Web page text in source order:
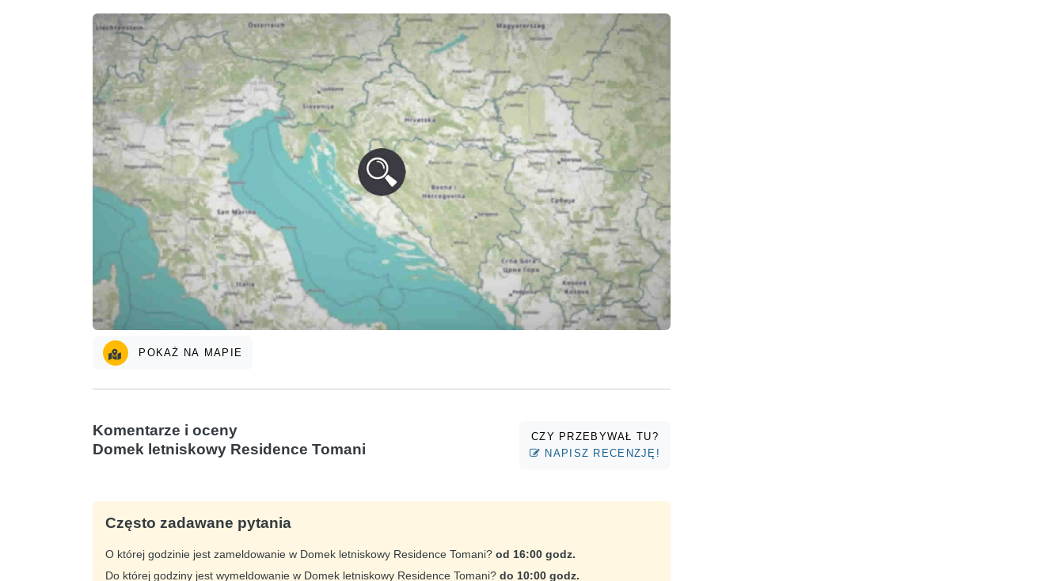
POKAŻ NA MAPIE
Komentarze i oceny
Domek letniskowy Residence Tomani
CZY PRZEBYWAŁ TU?
NAPISZ RECENZJĘ!
Często zadawane pytania
O której godzinie jest zameldowanie w Domek letniskowy Residence Tomani? od 16:00 godz.
Do której godziny jest wymeldowanie w Domek letniskowy Residence Tomani? do 10:00 godz.